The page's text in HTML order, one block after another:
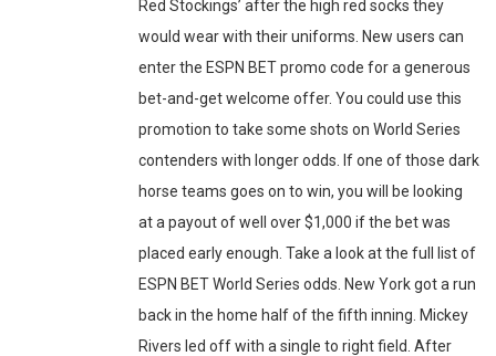
Red Stockings’ after the high red socks they
would wear with their uniforms. New users can
enter the ESPN BET promo code for a generous
bet-and-get welcome offer. You could use this
promotion to take some shots on World Series
contenders with longer odds. If one of those dark
horse teams goes on to win, you will be looking
at a payout of well over $1,000 if the bet was
placed early enough. Take a look at the full list of
ESPN BET World Series odds. New York got a run
back in the home half of the fifth inning. Mickey
Rivers led off with a single to right field. After